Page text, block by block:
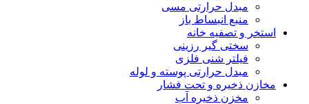
مبدل حرارتی مسی
منبع انبساط باز
استخر و تصفیه خانه
سختی گیر رزینی
فیلتر شنی فلزی
مبدل حرارتی پوسته و لوله
مخازن ذخیره و تحت فشار
مخزن ذخیره آب